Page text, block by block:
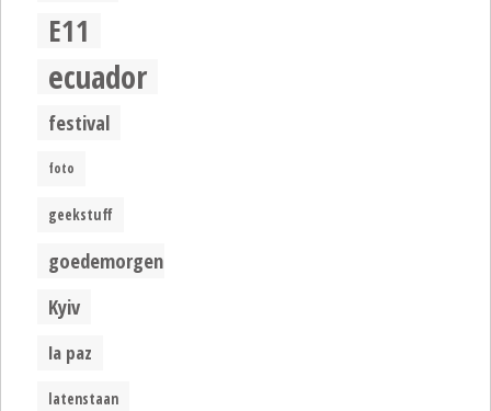
E11
ecuador
festival
foto
geekstuff
goedemorgen
Kyiv
la paz
latenstaan